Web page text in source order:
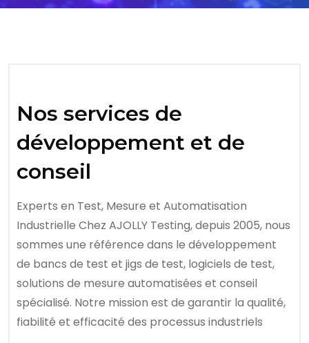
Nos services de
développement et de
conseil
Experts en Test, Mesure et Automatisation
Industrielle Chez AJOLLY Testing, depuis 2005, nous
sommes une référence dans le développement
de bancs de test et jigs de test, logiciels de test,
solutions de mesure automatisées et conseil
spécialisé. Notre mission est de garantir la qualité,
fiabilité et efficacité des processus industriels